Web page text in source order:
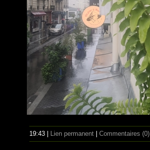
19:43 | Lien permanent Commentaires (0)